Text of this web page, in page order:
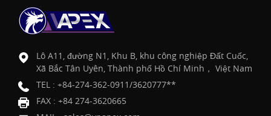
Lô A11, đường N1, Khu B, khu công nghiệp Đất Cuốc,
Xã Bắc Tân Uyên, Thành phố Hồ Chí Minh， Việt Nam
TEL : +84-274-362-0911/3620777**
FAX : +84 274-3620665